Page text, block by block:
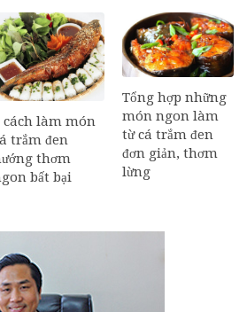
cách làm món
trắm đen
thơm
bất bại
Tổng hợp những
món ngon làm
từ cá trắm đen
đơn giản, thơm
lừng